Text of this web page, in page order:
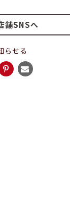
舗SNSへ
らせる